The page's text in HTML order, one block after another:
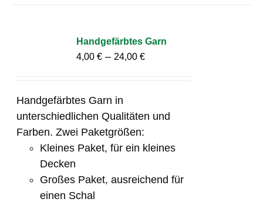
Handgefärbtes Garn
4,00€ – 24,00€
Handgefärbtes Garn in
unterschiedlichen Qualitäten und
Farben. Zwei Paketgrößen:
Kleines Paket, für ein kleines
Decken
Großes Paket, ausreichend für
einen Schal